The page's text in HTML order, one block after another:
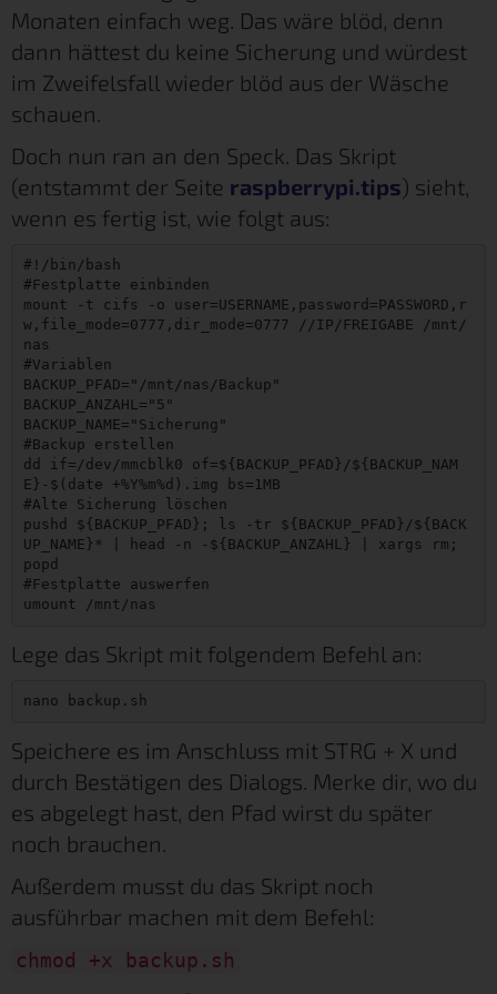
Monaten einfach weg. Das wäre blöd, denn
dann hättest du keine Sicherung und würdest
im Zweifelsfall wieder blöd aus der Wäsche
schauen.
Doch nun ran an den Speck. Das Skript
(entstammt der Seite raspberrypi.tips) sieht,
wenn es fertig ist, wie folgt aus:
#!/bin/bash
#Festplatte einbinden
mount -t cifs -o user=USERNAME,password=PASSWORD,r
w,file_mode=0777,dir_mode=0777 //IP/FREIGABE /mnt/
nas
#Variablen
BACKUP_PFAD="/mnt/nas/Backup"
BACKUP_ANZAHL="5"
BACKUP_NAME="Sicherung"
#Backup erstellen
dd if=/dev/mmcblk0 of=${BACKUP_PFAD}/${BACKUP_NAM
E}-$(date +%Y%m%d).img bs=1MB
#Alte Sicherung löschen
pushd ${BACKUP_PFAD}; ls -tr ${BACKUP_PFAD}/${BACK
UP_NAME}* | head -n -${BACKUP_ANZAHL} | xargs rm;
popd
#Festplatte auswerfen
umount /mnt/nas
Lege das Skript mit folgendem Befehl an:
nano backup.sh
Speichere es im Anschluss mit STRG + X und
durch Bestätigen des Dialogs. Merke dir, wo du
es abgelegt hast, den Pfad wirst du später
noch brauchen.
Außerdem musst du das Skript noch
ausführbar machen mit dem Befehl:
chmod +x backup.sh